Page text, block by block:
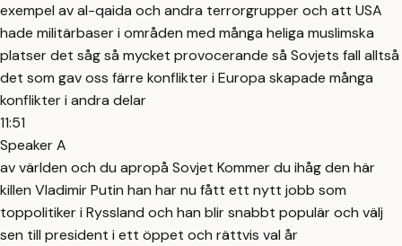
exempel av al-qaida och andra terrorgrupper och att USA
hade militärbaser i områden med många heliga muslimska
platser det såg så mycket provocerande så Sovjets fall alltså
det som gav oss färre konflikter i Europa skapade många
konflikter i andra delar
11:51
Speaker A
av världen och du apropå Sovjet Kommer du ihåg den här
killen Vladimir Putin han har nu fått ett nytt jobb som
toppolitiker i Ryssland och han blir snabbt populär och välj
sen till president i ett öppet och rättvis val år